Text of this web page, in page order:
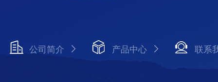
公司简介 产品中心 联系